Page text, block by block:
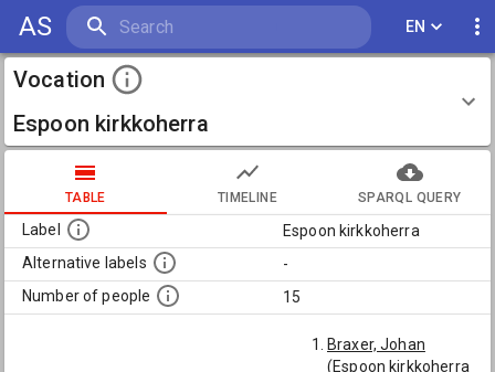
AS EN
Vocation
Espoon kirkkoherra
TABLE TIMELINE SPARQL QUERY
Label
Espoon kirkkoherra
Alternative labels
-
Number of people
15
Braxer, Johan
(Espoon kirkkoherra